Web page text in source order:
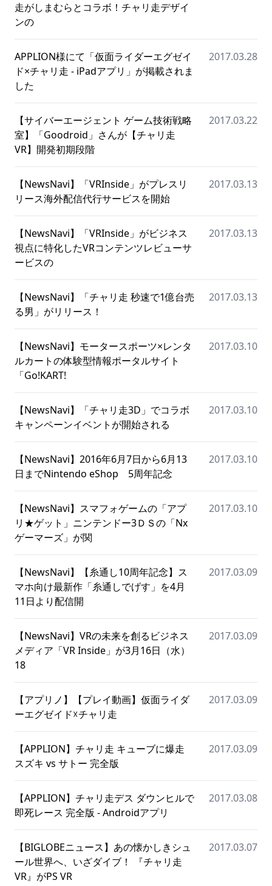
走がしまむらとコラボ！チャリ走デザイ
ンの
APPLION様にて「仮面ライダーエグゼイ
ド×チャリ走 - iPadアプリ」が掲載されま
した
2017.03.28
【サイバーエージェント ゲーム技術戦略
室】「Goodroid」さんが【チャリ走
VR】開発初期段階
2017.03.22
【NewsNavi】「VRInside」がプレスリ
リース海外配信代行サービスを開始
2017.03.13
【NewsNavi】「VRInside」がビジネス
視点に特化したVRコンテンツレビューサ
ービスの
2017.03.13
【NewsNavi】「チャリ走 秒速で1億台売
る男」がリリース！
2017.03.13
【NewsNavi】モータースポーツ×レンタ
ルカートの体験型情報ポータルサイト
「Go!KART!
2017.03.10
【NewsNavi】「チャリ走3D」でコラボ
キャンペーンイベントが開始される
2017.03.10
【NewsNavi】2016年6月7日から6月13
日までNintendo eShop 5周年記念
2017.03.10
【NewsNavi】スマフォゲームの「アプ
リ★ゲット」ニンテンドー3ＤＳの「Nx
ゲーマーズ」が関
2017.03.10
【NewsNavi】【糸通し10周年記念】ス
マホ向け最新作「糸通しでげす」を4月
11日より配信開
2017.03.09
【NewsNavi】VRの未来を創るビジネス
メディア「VR Inside」が3月16日（水）
18
2017.03.09
【アプリノ】【プレイ動画】仮面ライダ
ーエグゼイド☓チャリ走
2017.03.09
【APPLION】チャリ走 キューブに爆走
スズキ vs サトー 完全版
2017.03.09
【APPLION】チャリ走デス ダウンヒルで
即死レース 完全版 - Androidアプリ
2017.03.08
【BIGLOBEニュース】あの懐かしきシュ
ール世界へ、いざダイブ！ 『チャリ走
VR』がPS VR
2017.03.07